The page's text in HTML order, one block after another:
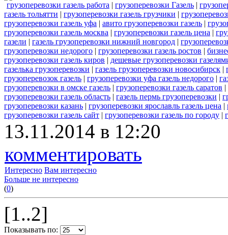
грузоперевозки газель работа | грузоперевозки Газель |
газель тольятти | грузоперевозки газель грузчики |
грузоперевозки газель уфа | авито грузоперевозки газель |
грузоперевозки газель москва | грузоперевозки газель цена |
газели | газель грузоперевозки нижний новгород |
грузоперевозки недорого | грузоперевозки газель ростов |
грузоперевозки газель киров | дешевые грузоперевозки
газелька грузоперевозки | газель грузоперевозки новосибирск |
грузоперевозок газель | грузоперевозки уфа газель недорого |
грузоперевозки в омске газель | грузоперевозки газель саратов |
грузоперевозки газель область | газель пермь грузоперевозки |
грузоперевозки казань | грузоперевозки ярославль газель цена |
грузоперевозки газель сайт | грузоперевозки газель по городу |
13.11.2014 в 12:20
комментировать
Интересно Вам интересно
Больше не интересно
(0)
[1..2]
Показывать по: